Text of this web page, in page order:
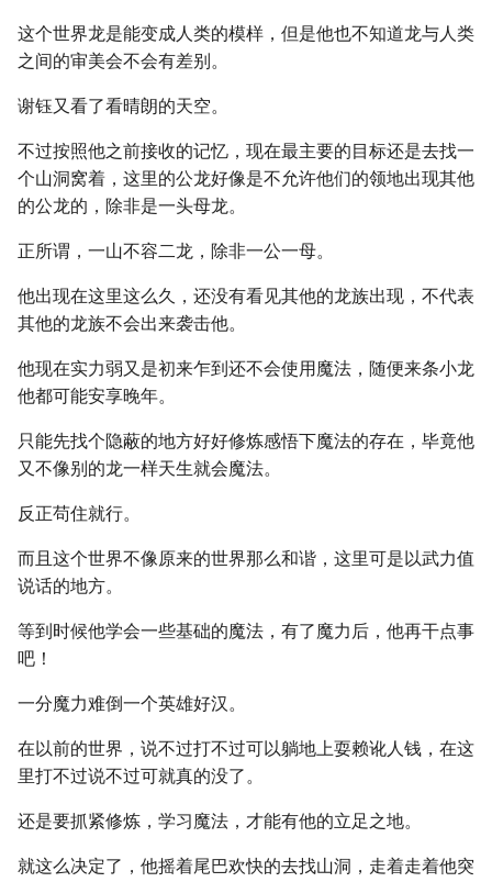
这个世界龙是能变成人类的模样，但是他也不知道龙与人类
之间的审美会不会有差别。
谢钰又看了看晴朗的天空。
不过按照他之前接收的记忆，现在最主要的目标还是去找一
个山洞窝着，这里的公龙好像是不允许他们的领地出现其他
的公龙的，除非是一头母龙。
正所谓，一山不容二龙，除非一公一母。
他出现在这里这么久，还没有看见其他的龙族出现，不代表
其他的龙族不会出来袭击他。
他现在实力弱又是初来乍到还不会使用魔法，随便来条小龙
他都可能安享晚年。
只能先找个隐蔽的地方好好修炼感悟下魔法的存在，毕竟他
又不像别的龙一样天生就会魔法。
反正苟住就行。
而且这个世界不像原来的世界那么和谐，这里可是以武力值
说话的地方。
等到时候他学会一些基础的魔法，有了魔力后，他再干点事
吧！
一分魔力难倒一个英雄好汉。
在以前的世界，说不过打不过可以躺地上耍赖讹人钱，在这
里打不过说不过可就真的没了。
还是要抓紧修炼，学习魔法，才能有他的立足之地。
就这么决定了，他摇着尾巴欢快的去找山洞，走着走着他突